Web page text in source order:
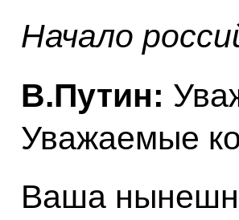
Начало
В.Путин:
Уважаемые
Ваша